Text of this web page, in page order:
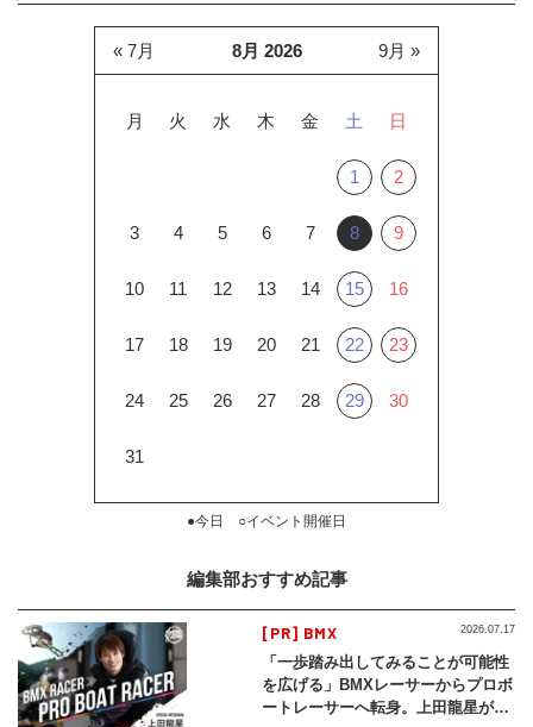
8月 2026
月 火 水 木 金 土 日
1 2
3 4 5 6 7 8 9
10 11 12 13 14 15 16
17 18 19 20 21 22 23
24 25 26 27 28 29 30
31
« 7月 9月 »
●今日 ○イベント開催日
編集部おすすめ記事
[PR] BMX
「一歩踏み出してみることが可能性
を広げる」BMXレーサーからプロボ
ートレーサーへ転身。上田龍星が体
2026.07.17